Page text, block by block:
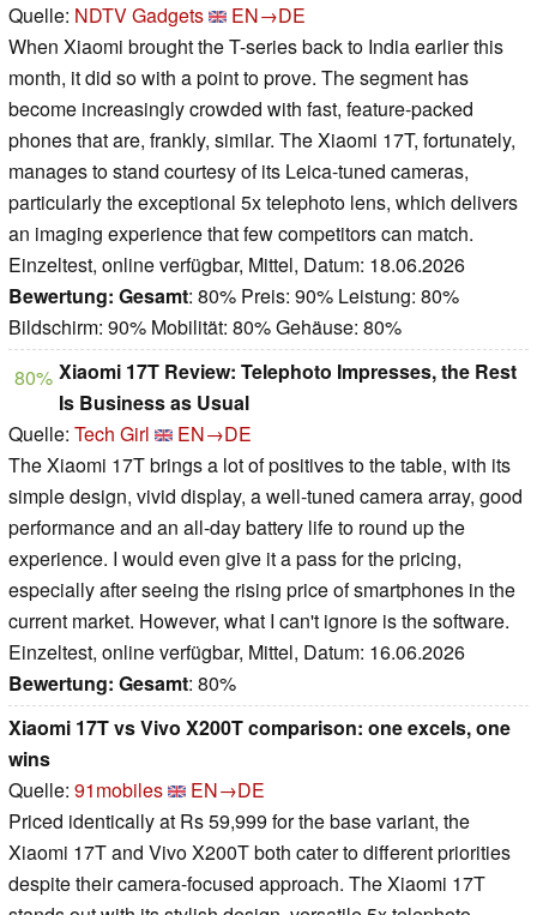
Quelle: NDTV Gadgets
EN→DE
When Xiaomi brought the T-series back to India earlier this
month, it did so with a point to prove. The segment has
become increasingly crowded with fast, feature-packed
phones that are, frankly, similar. The Xiaomi 17T, fortunately,
manages to stand courtesy of its Leica-tuned cameras,
particularly the exceptional 5x telephoto lens, which delivers
an imaging experience that few competitors can match.
Einzeltest, online verfügbar, Mittel, Datum: 18.06.2026
Bewertung: Gesamt: 80% Preis: 90% Leistung: 80%
Bildschirm: 90% Mobilität: 80% Gehäuse: 80%
80% Xiaomi 17T Review: Telephoto Impresses, the Rest
Is Business as Usual
Quelle: Tech Girl
EN→DE
The Xiaomi 17T brings a lot of positives to the table, with its
simple design, vivid display, a well-tuned camera array, good
performance and an all-day battery life to round up the
experience. I would even give it a pass for the pricing,
especially after seeing the rising price of smartphones in the
current market. However, what I can't ignore is the software.
Einzeltest, online verfügbar, Mittel, Datum: 16.06.2026
Bewertung: Gesamt: 80%
Xiaomi 17T vs Vivo X200T comparison: one excels, one
wins
Quelle: 91mobiles
EN→DE
Priced identically at Rs 59,999 for the base variant, the
Xiaomi 17T and Vivo X200T both cater to different priorities
despite their camera-focused approach. The Xiaomi 17T